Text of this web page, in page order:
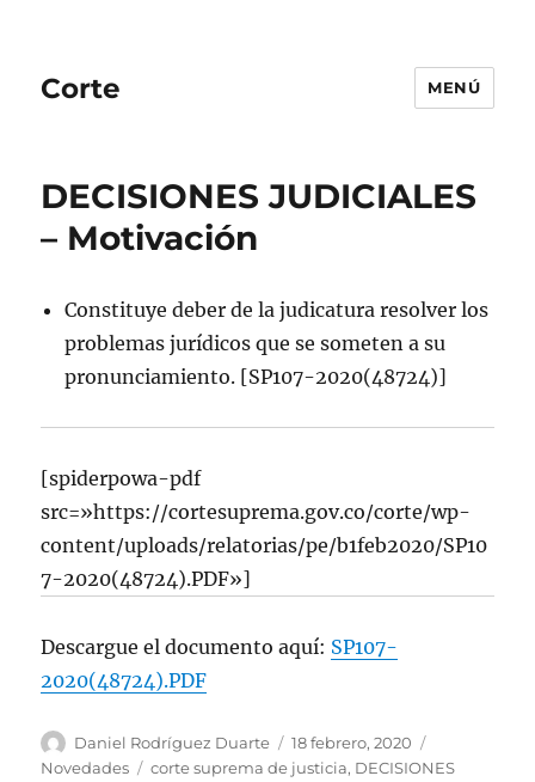
Corte MENÚ
DECISIONES JUDICIALES
– Motivación
Constituye deber de la judicatura resolver los
problemas jurídicos que se someten a su
pronunciamiento. [SP107-2020(48724)]
[spiderpowa-pdf
src=»https://cortesuprema.gov.co/corte/wp-
content/uploads/relatorias/pe/b1feb2020/SP10
7-2020(48724).PDF»]
Descargue el documento aquí: SP107-
2020(48724).PDF
Autor
Daniel Rodríguez Duarte
Publicado
el
18 febrero, 2020
Novedades
Etiquetas
corte suprema de justicia, DECISIONES